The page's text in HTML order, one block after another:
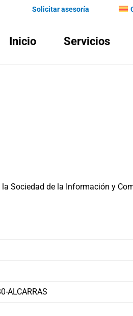
Solicitar asesoría
Inicio Servicios
Sociedad de la Información y
ALCARRAS